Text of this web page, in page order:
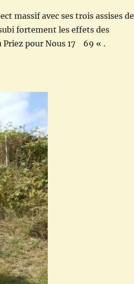
massif avec ses trois assises de
fortement les effets des
Priez pour Nous 17 69 « .